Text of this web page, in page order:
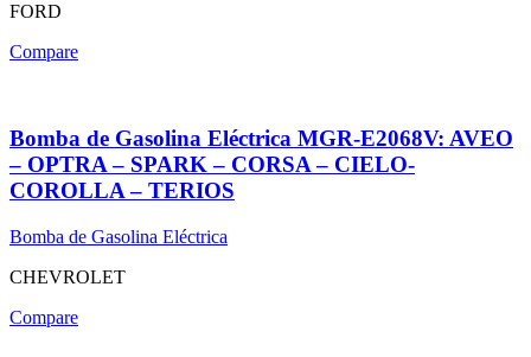
FORD
Compare
Bomba de Gasolina Eléctrica MGR-E2068V: AVEO
– OPTRA – SPARK – CORSA – CIELO-
COROLLA – TERIOS
Bomba de Gasolina Eléctrica
CHEVROLET
Compare